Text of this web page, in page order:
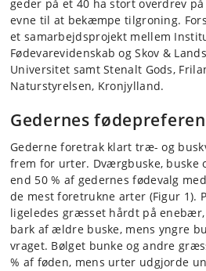
geder på et 40 ha stort overdrev
evne til at bekæmpe tilgroning.
et samarbejdsprojekt mellem
Fødevarevidenskab og Skov &
Universitet samt Stenalt Gods,
Naturstyrelsen, Kronjylland.
Gedernes
Gederne foretrak klart træ- og
frem for urter. Dværgbuske, buske
end 50 % af gedernes fødevalg
de mest foretrukne arter (Figur 1).
ligeledes græsset hårdt på enebær,
bark af ældre buske, mens yngre
vraget. Bølget bunke og andre
% af føden, mens urter udgjorde